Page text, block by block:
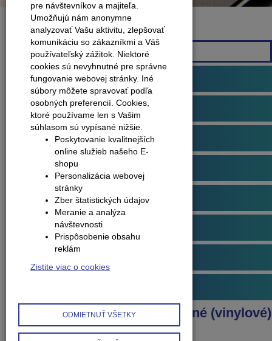
Značka
Všetky značky
Podlahové profily
Plávajúce podlahy
Dvere
Obklady na stenu
Obvodové lišty (soklové)
Príslušenstvo k podlahám
Produkty
Podlahy kompozitné (vinylové)
Arbiton
pre návštevníkov a majiteľa.
Umožňujú nám anonymne
analyzovať Vašu aktivitu, zlepšovať
komunikáciu so zákazníkmi a Váš
používateľský zážitok. Niektoré
cookies sú nevyhnutné pre správne
fungovanie webovej stránky. Iné
súbory môžete spravovať podľa
osobných preferencií. Cookies,
ktoré používame len s Vašim
súhlasom sú vypísané nižšie.
Poskytovanie kvalitnejších
online služieb našeho E-
shopu
Personalizácia webovej
stránky
Zber štatistických údajov
Meranie a analýza
návštevnosti
Prispôsobenie obsahu
reklám
Zistite viac o cookies
ODMIETNUŤ VŠETKY